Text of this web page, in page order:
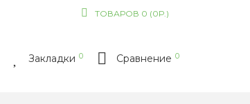
ТОВАРОВ 0 (0Р.)
Закладки 0 Сравнение 0